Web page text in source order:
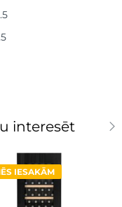
interesēt
IESAKĀM